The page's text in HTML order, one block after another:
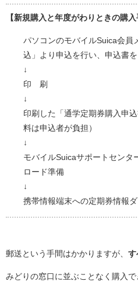
【新規購入と年度がわりときの購入
パソコンのモバイルSuica会員
込」より申込を行い、申込書
↓
印 刷
↓
印刷した「通学定期券購入申
料は申込者が負担）
↓
モバイルSuicaサポートセンタ
ロード準備
↓
携帯情報端末への定期券情報
郵送という手間はかかりますが、 す
みどりの窓口に並ぶことなく購入で